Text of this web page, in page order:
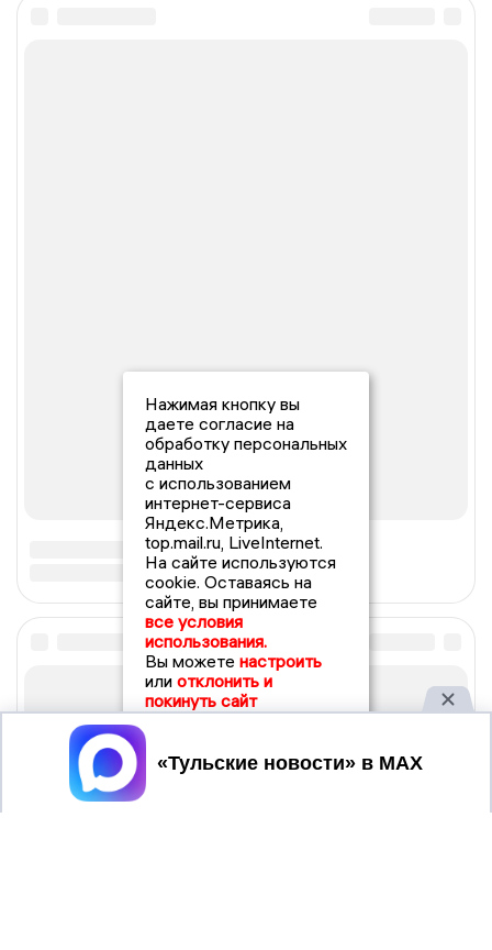
Нажимая кнопку вы
даете согласие на
обработку персональных
данных
с использованием
интернет-сервиса
Яндекс.Метрика,
top.mail.ru, LiveInternet.
На сайте используются
cookie. Оставаясь на
сайте, вы принимаете
все условия
использования.
Вы можете настроить
или отклонить и
покинуть сайт
Принять